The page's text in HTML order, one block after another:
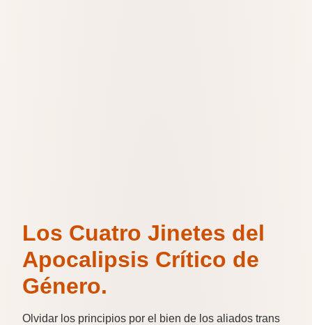
Los Cuatro Jinetes del
Apocalipsis Crítico de
Género.
Olvidar los principios por el bien de los aliados trans